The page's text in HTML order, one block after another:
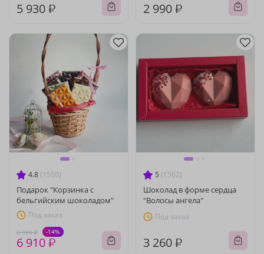
5 930 ₽ 2 990 ₽
4.8 (1550)
Подарок "Корзинка с
бельгийским шоколадом"
Под заказ
8 000 ₽ -14%
6 910 ₽
5 (1562)
Шоколад в форме сердца
"Волосы ангела"
Под заказ
3 260 ₽